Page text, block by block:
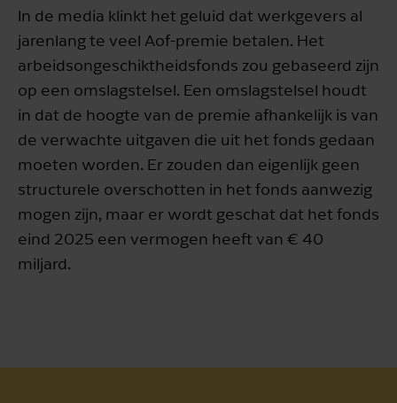
In de media klinkt het geluid dat werkgevers al
jarenlang te veel Aof-premie betalen. Het
arbeidsongeschiktheidsfonds zou gebaseerd zijn
op een omslagstelsel. Een omslagstelsel houdt
in dat de hoogte van de premie afhankelijk is van
de verwachte uitgaven die uit het fonds gedaan
moeten worden. Er zouden dan eigenlijk geen
structurele overschotten in het fonds aanwezig
mogen zijn, maar er wordt geschat dat het fonds
eind 2025 een vermogen heeft van € 40
miljard.